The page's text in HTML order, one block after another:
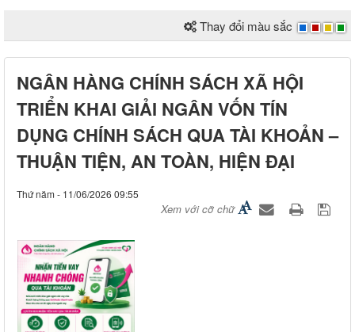
Thay đổi màu sắc
NGÂN HÀNG CHÍNH SÁCH XÃ HỘI
TRIỂN KHAI GIẢI NGÂN VỐN TÍN
DỤNG CHÍNH SÁCH QUA TÀI KHOẢN –
THUẬN TIỆN, AN TOÀN, HIỆN ĐẠI
Thứ năm - 11/06/2026 09:55
Xem với cỡ chữ